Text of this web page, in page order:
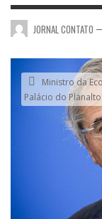
JORNAL CONTATO
Ministro da
Palácio do